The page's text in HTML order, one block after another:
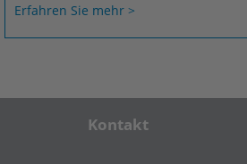
Erfahren Sie mehr >
Kontakt